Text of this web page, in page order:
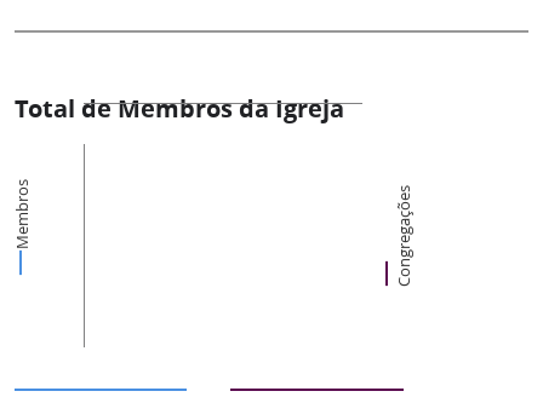
Total de Membros da Igreja
Membros Congregações